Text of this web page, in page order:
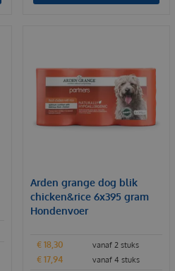
Arden grange dog blik
chicken&rice 6x395 gram
Hondenvoer
vanaf 2 stuks
€ 18,30
vanaf 4 stuks
€ 17 ,94